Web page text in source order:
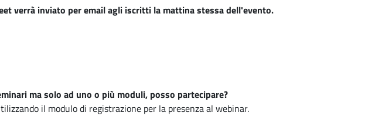
verrà inviato per email agli iscritti la mattina stessa dell'evento.
ma solo ad uno o più moduli, posso partecipare?
il modulo di registrazione per la presenza al webinar.